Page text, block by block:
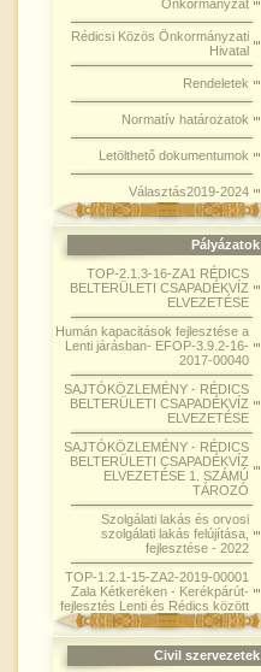
Önkormányzat
Rédicsi Közös Önkormányzati
Hivatal
Rendeletek
Normatív határozatok
Letölthető dokumentumok
Választás2019-2024
Pályázatok
TOP-2.1.3-16-ZA1 RÉDICS
BELTERÜLETI CSAPADÉKVÍZ
ELVEZETÉSE
Humán kapacitások fejlesztése a
Lenti járásban- EFOP-3.9.2-16-
2017-00040
SAJTÓKÖZLEMÉNY - RÉDICS
BELTERÜLETI CSAPADÉKVÍZ
ELVEZETÉSE
SAJTÓKÖZLEMÉNY - RÉDICS
BELTERÜLETI CSAPADÉKVÍZ
ELVEZETÉSE 1. SZÁMÚ
TÁROZÓ
Szolgálati lakás és orvosi
szolgálati lakás felújítása,
fejlesztése - 2022
TOP-1.2.1-15-ZA2-2019-00001
Zala Kétkeréken - Kerékpárút-
fejlesztés Lenti és Rédics között
Civil szervezetek